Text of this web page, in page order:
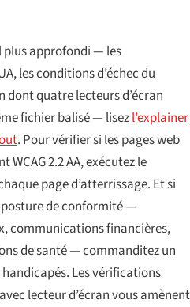
approfondi — les
les conditions d’échec du
quatre lecteurs d’écran
fichier balisé — lisezl’explainer
. Pour vérifier si les pages web
2.2 AA, exécutez le
page d’atterrissage. Et si
de conformité —
communications financières,
de santé — commanditez un
Les vérifications
lecteur d’écran vous amènent